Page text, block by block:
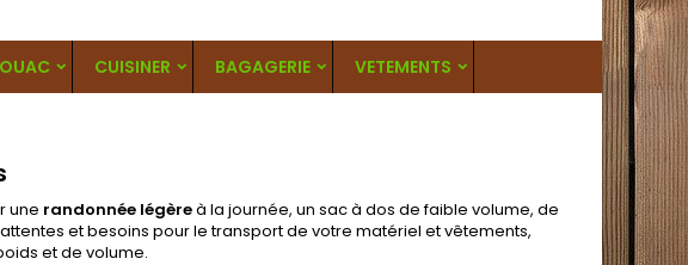
CUISINER BAGAGERIE VETEMENTS
une randonnée légèreà la journée, un sac à dos de faible volume, de
et besoins pour le transport de votre matériel et vêtements,
et de volume.